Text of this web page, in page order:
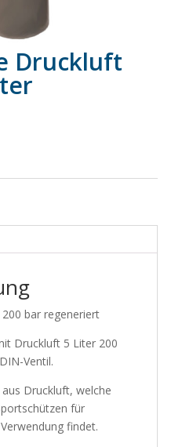
Druckluft
bar regeneriert
Druckluft 5 Liter 200
Ventil.
Druckluft, welche
für
findet.